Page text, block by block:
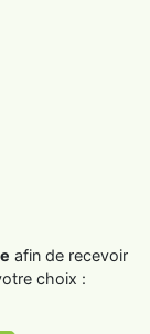
afin de recevoir
choix :